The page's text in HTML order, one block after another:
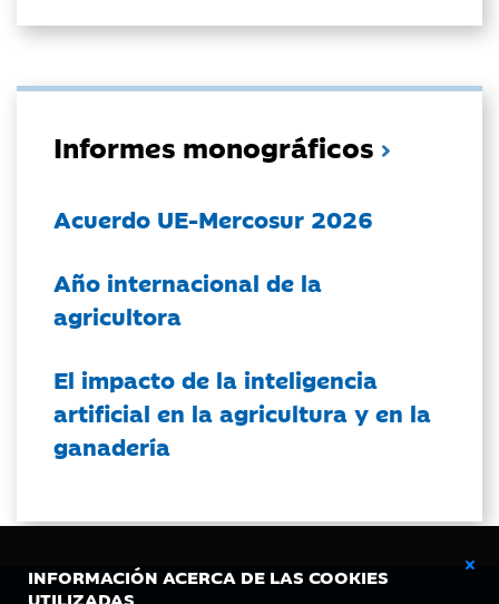
INFORMACIÓN ACERCA DE LAS COOKIES
UTILIZADAS
Informes monográficos
Acuerdo UE-Mercosur 2026
Año internacional de la
agricultora
El impacto de la inteligencia
artificial en la agricultura y en la
ganadería